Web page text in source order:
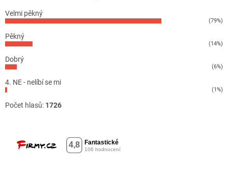
Velmi pěkný
(79%)
Pěkný
(14%)
Dobrý
(6%)
4. NE - nelíbí se mi
(1%)
Počet hlasů: 1726